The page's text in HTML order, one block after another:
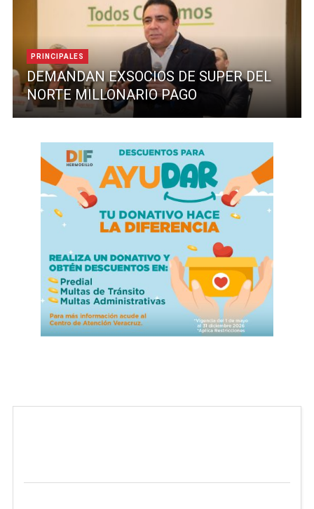
PRINCIPALES
DEMANDAN EXSOCIOS DE SUPER DEL
NORTE MILLONARIO PAGO